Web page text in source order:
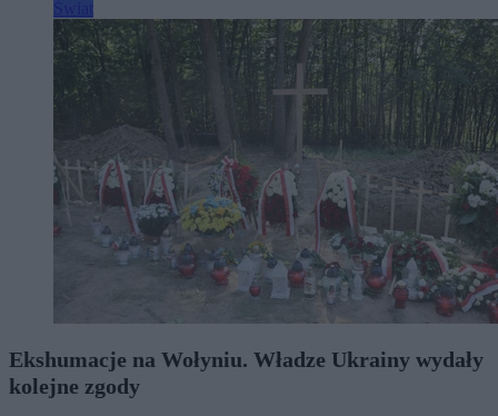
Ekshumacje na Wołyniu. Władze Ukrainy wydały
kolejne zgody